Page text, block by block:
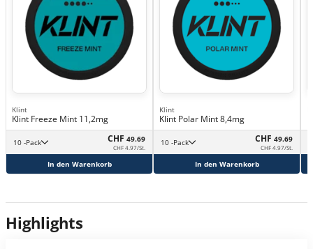
Klint
Klint Freeze Mint 11,2mg
10 -Pack CHF 49.69
CHF 4.97/St.
In den Warenkorb
Klint
Klint Polar Mint 8,4mg
10 -Pack CHF 49.69
CHF 4.97/St.
In den Warenkorb
Highlights